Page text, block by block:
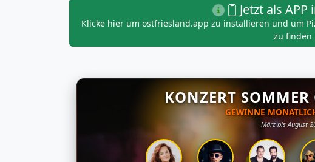
Jetzt als
Klicke hier um ostfriesland.app zu installieren und um
zu finden
KONZERT
GEWINNE
März bis August